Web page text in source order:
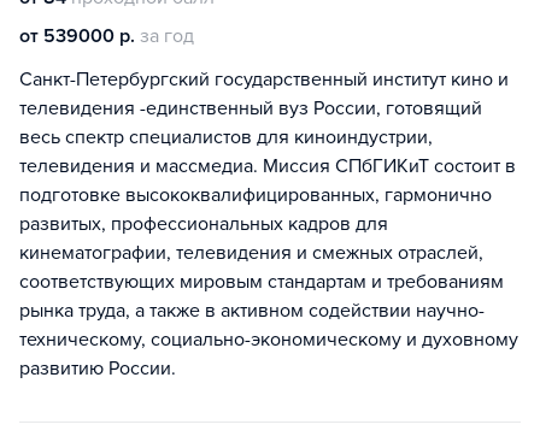
от 539000 р. за год
Санкт-Петербургский государственный институт кино и
телевидения -единственный вуз России, готовящий
весь спектр специалистов для киноиндустрии,
телевидения и массмедиа. Миссия СПбГИКиТ состоит в
подготовке высококвалифицированных, гармонично
развитых, профессиональных кадров для
кинематографии, телевидения и смежных отраслей,
соответствующих мировым стандартам и требованиям
рынка труда, а также в активном содействии научно-
техническому, социально-экономическому и духовному
развитию России.